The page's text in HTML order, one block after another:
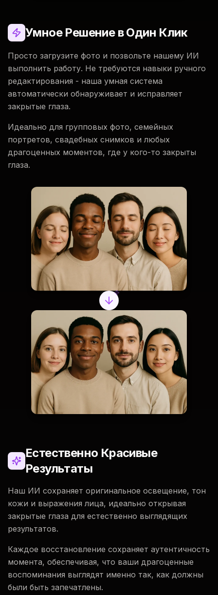
Умное Решение в Один Клик
Просто загрузите фото и позвольте нашему ИИ
выполнить работу. Не требуются навыки ручного
редактирования - наша умная система
автоматически обнаруживает и исправляет
закрытые глаза.
Идеально для групповых фото, семейных
портретов, свадебных снимков и любых
драгоценных моментов, где у кого-то закрыты
глаза.
Естественно Красивые
Результаты
Наш ИИ сохраняет оригинальное освещение, тон
кожи и выражения лица, идеально открывая
закрытые глаза для естественно выглядящих
результатов.
Каждое восстановление сохраняет аутентичность
момента, обеспечивая, что ваши драгоценные
воспоминания выглядят именно так, как должны
были быть запечатлены.